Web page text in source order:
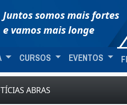
Juntos somos mais fortes
e vamos mais longe
CURSOS EVENTOS
ABRAS